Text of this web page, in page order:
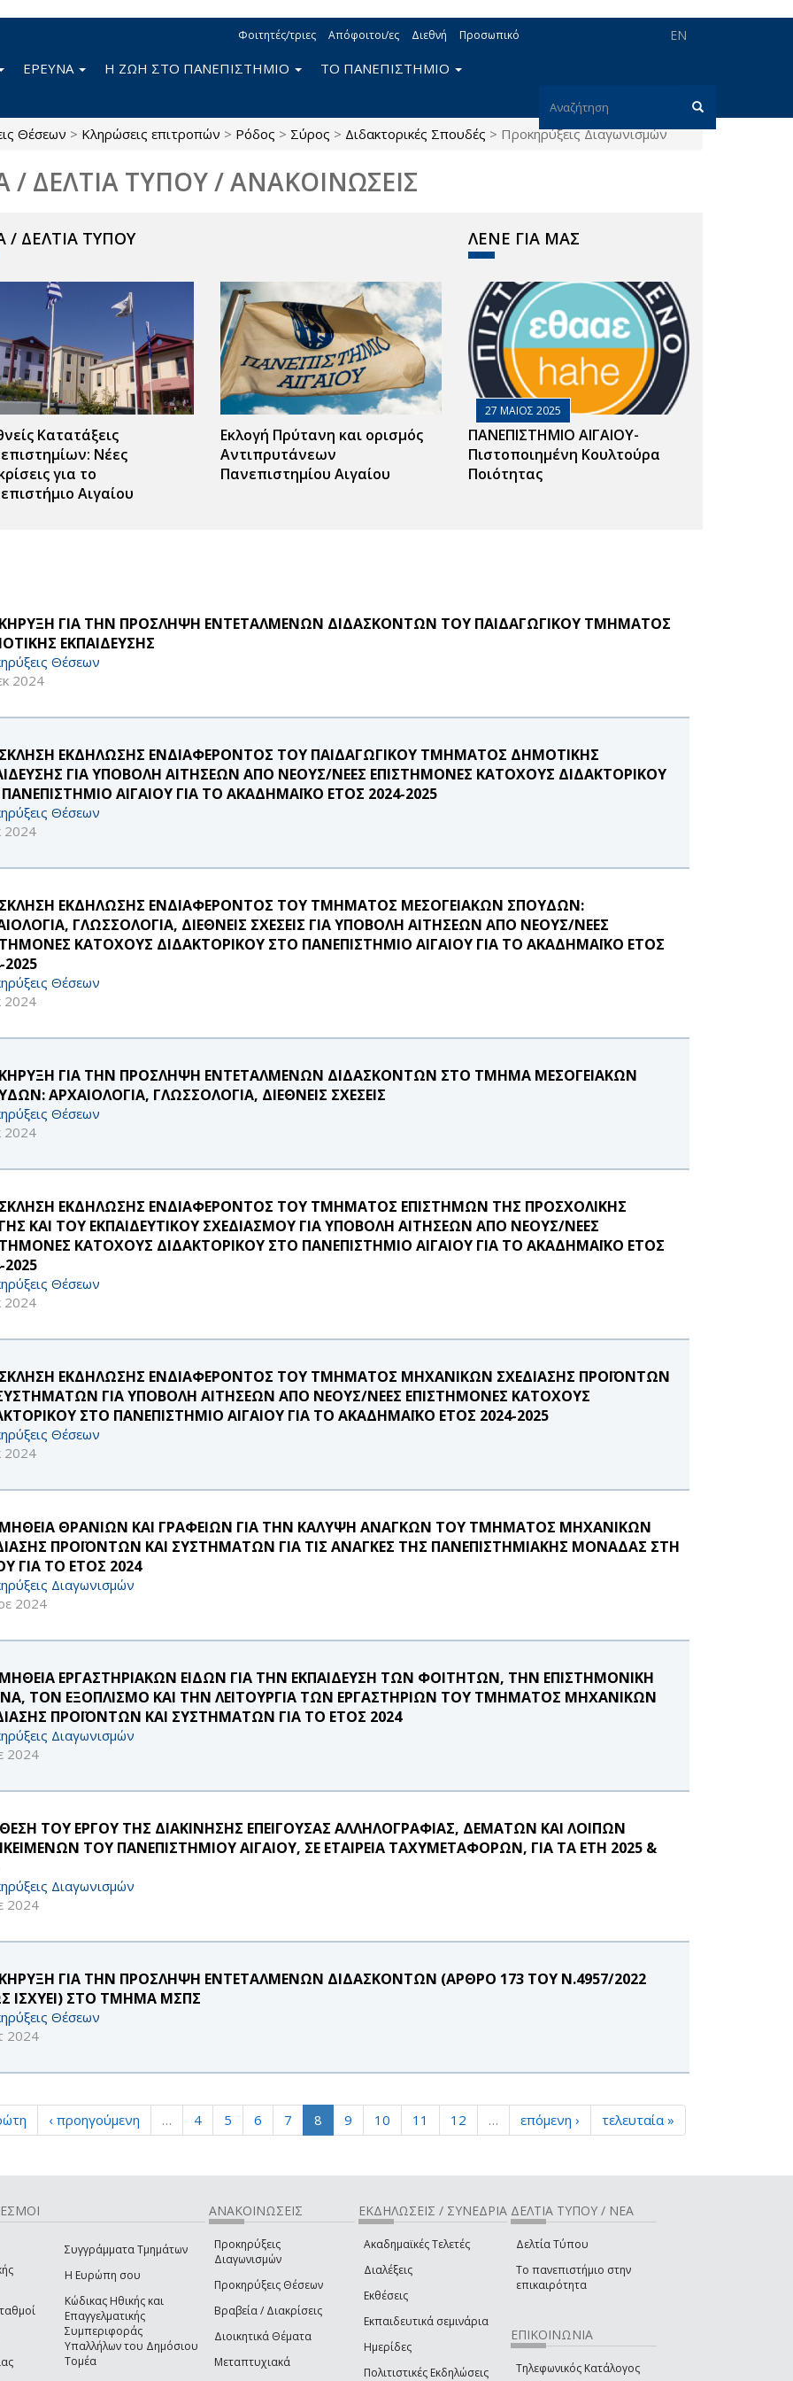
EN
Φοιτητές/τριες Απόφοιτοι/ες Διεθνή Προσωπικό
Φόρμα
αναζήτησης
Αναζήτηση
ΕΡΕΥΝΑ Η ΖΩΗ ΣΤΟ ΠΑΝΕΠΙΣΤΗΜΙΟ ΤΟ ΠΑΝΕΠΙΣΤΗΜΙΟ
Θέσεων > Κληρώσεις επιτροπών > Ρόδος > Σύρος > Διδακτορικές Σπουδές > Προκηρύξεις Διαγωνισμών
/ ΔΕΛΤΙΑ ΤΥΠΟΥ / ΑΝΑΚΟΙΝΩΣΕΙΣ
/ ΔΕΛΤΙΑ ΤΥΠΟΥ
Κατατάξεις
Νέες
για το
Αιγαίου
Εκλογή Πρύτανη και ορισμός
Αντιπρυτάνεων
Πανεπιστημίου Αιγαίου
ΛΕΝΕ ΓΙΑ ΜΑΣ
27 ΜΑΙΟΣ 2025
ΠΑΝΕΠΙΣΤΗΜΙΟ ΑΙΓΑΙΟΥ-
Πιστοποιημένη Κουλτούρα
Ποιότητας
ΓΙΑ ΤΗΝ ΠΡΟΣΛΗΨΗ ΕΝΤΕΤΑΛΜΕΝΩΝ ΔΙΔΑΣΚΟΝΤΩΝ ΤΟΥ ΠΑΙΔΑΓΩΓΙΚΟΥ ΤΜΗΜΑΤΟΣ
ΕΚΠΑΙΔΕΥΣΗΣ
Θέσεων
2024
ΕΚΔΗΛΩΣΗΣ ΕΝΔΙΑΦΕΡΟΝΤΟΣ ΤΟΥ ΠΑΙΔΑΓΩΓΙΚΟΥ ΤΜΗΜΑΤΟΣ ΔΗΜΟΤΙΚΗΣ
ΓΙΑ ΥΠΟΒΟΛΗ ΑΙΤΗΣΕΩΝ ΑΠΟ ΝΕΟΥΣ/ΝΕΕΣ ΕΠΙΣΤΗΜΟΝΕΣ ΚΑΤΟΧΟΥΣ ΔΙΔΑΚΤΟΡΙΚΟΥ
ΑΙΓΑΙΟΥ ΓΙΑ ΤΟ ΑΚΑΔΗΜΑΪΚΟ ΕΤΟΣ 2024-2025
Θέσεων
2024
ΕΚΔΗΛΩΣΗΣ ΕΝΔΙΑΦΕΡΟΝΤΟΣ ΤΟΥ ΤΜΗΜΑΤΟΣ ΜΕΣΟΓΕΙΑΚΩΝ ΣΠΟΥΔΩΝ:
ΓΛΩΣΣΟΛΟΓΙΑ, ΔΙΕΘΝΕΙΣ ΣΧΕΣΕΙΣ ΓΙΑ ΥΠΟΒΟΛΗ ΑΙΤΗΣΕΩΝ ΑΠΟ ΝΕΟΥΣ/ΝΕΕΣ
ΚΑΤΟΧΟΥΣ ΔΙΔΑΚΤΟΡΙΚΟΥ ΣΤΟ ΠΑΝΕΠΙΣΤΗΜΙΟ ΑΙΓΑΙΟΥ ΓΙΑ ΤΟ ΑΚΑΔΗΜΑΪΚΟ ΕΤΟΣ
2025
Θέσεων
2024
ΓΙΑ ΤΗΝ ΠΡΟΣΛΗΨΗ ΕΝΤΕΤΑΛΜΕΝΩΝ ΔΙΔΑΣΚΟΝΤΩΝ ΣΤΟ ΤΜΗΜΑ ΜΕΣΟΓΕΙΑΚΩΝ
ΑΡΧΑΙΟΛΟΓΙΑ, ΓΛΩΣΣΟΛΟΓΙΑ, ΔΙΕΘΝΕΙΣ ΣΧΕΣΕΙΣ
Θέσεων
2024
ΕΚΔΗΛΩΣΗΣ ΕΝΔΙΑΦΕΡΟΝΤΟΣ ΤΟΥ ΤΜΗΜΑΤΟΣ ΕΠΙΣΤΗΜΩΝ ΤΗΣ ΠΡΟΣΧΟΛΙΚΗΣ
ΚΑΙ ΤΟΥ ΕΚΠΑΙΔΕΥΤΙΚΟΥ ΣΧΕΔΙΑΣΜΟΥ ΓΙΑ ΥΠΟΒΟΛΗ ΑΙΤΗΣΕΩΝ ΑΠΟ ΝΕΟΥΣ/ΝΕΕΣ
ΚΑΤΟΧΟΥΣ ΔΙΔΑΚΤΟΡΙΚΟΥ ΣΤΟ ΠΑΝΕΠΙΣΤΗΜΙΟ ΑΙΓΑΙΟΥ ΓΙΑ ΤΟ ΑΚΑΔΗΜΑΪΚΟ ΕΤΟΣ
2025
Θέσεων
2024
ΕΚΔΗΛΩΣΗΣ ΕΝΔΙΑΦΕΡΟΝΤΟΣ ΤΟΥ ΤΜΗΜΑΤΟΣ ΜΗΧΑΝΙΚΩΝ ΣΧΕΔΙΑΣΗΣ ΠΡΟΪΟΝΤΩΝ
ΓΙΑ ΥΠΟΒΟΛΗ ΑΙΤΗΣΕΩΝ ΑΠΟ ΝΕΟΥΣ/ΝΕΕΣ ΕΠΙΣΤΗΜΟΝΕΣ ΚΑΤΟΧΟΥΣ
ΣΤΟ ΠΑΝΕΠΙΣΤΗΜΙΟ ΑΙΓΑΙΟΥ ΓΙΑ ΤΟ ΑΚΑΔΗΜΑΪΚΟ ΕΤΟΣ 2024-2025
Θέσεων
2024
ΘΡΑΝΙΩΝ ΚΑΙ ΓΡΑΦΕΙΩΝ ΓΙΑ ΤΗΝ ΚΑΛΥΨΗ ΑΝΑΓΚΩΝ ΤΟΥ ΤΜΗΜΑΤΟΣ ΜΗΧΑΝΙΚΩΝ
ΠΡΟΪΟΝΤΩΝ ΚΑΙ ΣΥΣΤΗΜΑΤΩΝ ΓΙΑ ΤΙΣ ΑΝΑΓΚΕΣ ΤΗΣ ΠΑΝΕΠΙΣΤΗΜΙΑΚΗΣ ΜΟΝΑΔΑΣ ΣΤΗ
ΓΙΑ ΤΟ ΕΤΟΣ 2024
Διαγωνισμών
2024
ΕΡΓΑΣΤΗΡΙΑΚΩΝ ΕΙΔΩΝ ΓΙΑ ΤΗΝ ΕΚΠΑΙΔΕΥΣΗ ΤΩΝ ΦΟΙΤΗΤΩΝ, ΤΗΝ ΕΠΙΣΤΗΜΟΝΙΚΗ
ΤΟΝ ΕΞΟΠΛΙΣΜΟ ΚΑΙ ΤΗΝ ΛΕΙΤΟΥΡΓΙΑ ΤΩΝ ΕΡΓΑΣΤΗΡΙΩΝ ΤΟΥ ΤΜΗΜΑΤΟΣ ΜΗΧΑΝΙΚΩΝ
ΠΡΟΪΟΝΤΩΝ ΚΑΙ ΣΥΣΤΗΜΑΤΩΝ ΓΙΑ ΤΟ ΕΤΟΣ 2024
Διαγωνισμών
2024
ΤΟΥ ΕΡΓΟΥ ΤΗΣ ΔΙΑΚΙΝΗΣΗΣ ΕΠΕΙΓΟΥΣΑΣ ΑΛΛΗΛΟΓΡΑΦΙΑΣ, ΔΕΜΑΤΩΝ ΚΑΙ ΛΟΙΠΩΝ
ΤΟΥ ΠΑΝΕΠΙΣΤΗΜΙΟΥ ΑΙΓΑΙΟΥ, ΣΕ ΕΤΑΙΡΕΙΑ ΤΑΧΥΜΕΤΑΦΟΡΩΝ, ΓΙΑ ΤΑ ΕΤΗ 2025 &
Διαγωνισμών
2024
ΓΙΑ ΤΗΝ ΠΡΟΣΛΗΨΗ ΕΝΤΕΤΑΛΜΕΝΩΝ ΔΙΔΑΣΚΟΝΤΩΝ (ΑΡΘΡΟ 173 ΤΟΥ Ν.4957/2022
ΙΣΧΥΕΙ) ΣΤΟ ΤΜΗΜΑ ΜΣΠΣ
Θέσεων
2024
‹ προηγούμενη … 4 5 6 7 8 9 10 11 12 … επόμενη › τελευταία »
Συγγράμματα Τμημάτων
Η Ευρώπη σου
Κώδικας Ηθικής και
Επαγγελματικής
Συμπεριφοράς
Υπαλλήλων του Δημόσιου
Τομέα
ΑΝΑΚΟΙΝΩΣΕΙΣ
Προκηρύξεις
Διαγωνισμών
Προκηρύξεις Θέσεων
Βραβεία / Διακρίσεις
Διοικητικά Θέματα
Μεταπτυχιακά
ΕΚΔΗΛΩΣΕΙΣ / ΣΥΝΕΔΡΙΑ
Ακαδημαϊκές Τελετές
Διαλέξεις
Εκθέσεις
Εκπαιδευτικά σεμινάρια
Ημερίδες
Πολιτιστικές Εκδηλώσεις
ΔΕΛΤΙΑ ΤΥΠΟΥ / ΝΕΑ
Δελτία Τύπου
Το πανεπιστήμιο στην
επικαιρότητα
ΕΠΙΚΟΙΝΩΝΙΑ
Τηλεφωνικός Κατάλογος